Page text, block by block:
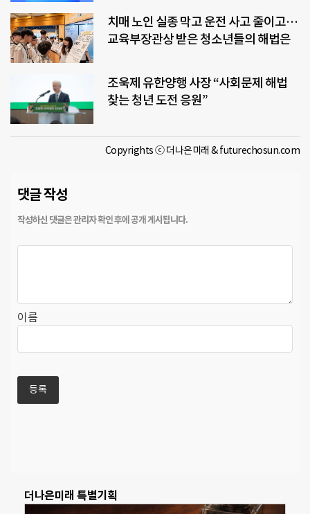
치매 노인 실종 막고 운전 사고 줄이고…
교육부장관상 받은 청소년들의 해법은
조욱제 유한양행 사장 “사회문제 해법
찾는 청년 도전 응원”
Copyrights ⓒ 더나은미래 & futurechosun.com
댓글 작성
이름
더나은미래 특별기획